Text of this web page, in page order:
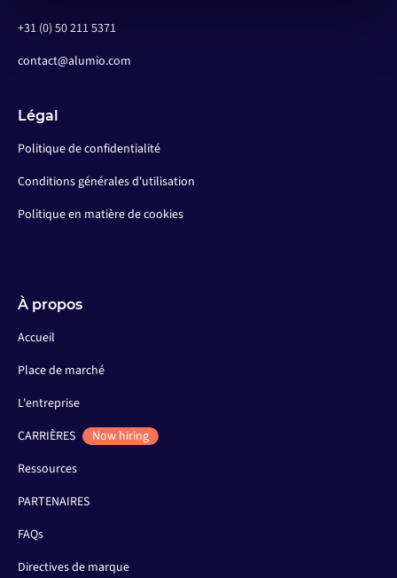
+31 (0) 50 211 5371
contact@alumio.com
Légal
Politique de confidentialité
Conditions générales d'utilisation
Politique en matière de cookies
À propos
Accueil
Place de marché
L'entreprise
CARRIÈRES
Now hiring
Ressources
PARTENAIRES
FAQs
Directives de marque